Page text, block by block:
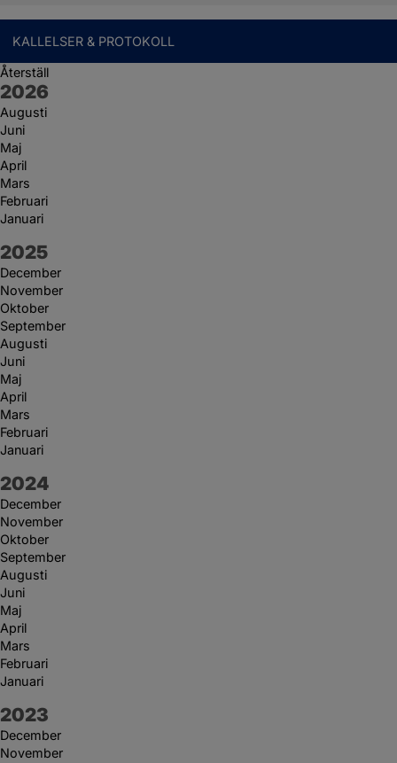
KALLELSER & PROTOKOLL
Återställ
År:
2026
Augusti
Juni
Maj
April
Mars
Februari
Januari
År:
2025
December
November
Oktober
September
Augusti
Juni
Maj
April
Mars
Februari
Januari
År:
2024
December
November
Oktober
September
Augusti
Juni
Maj
April
Mars
Februari
Januari
År:
2023
December
November